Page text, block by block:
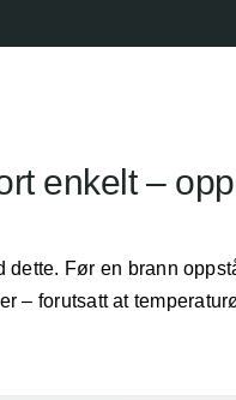
enkelt –
dette. Før en brann
– forutsatt at